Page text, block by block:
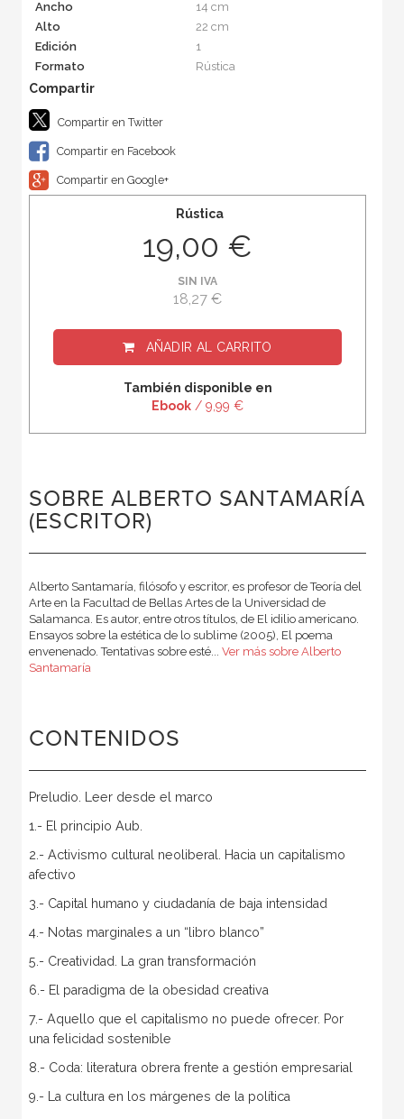
Ancho
14 cm
Alto
22 cm
Edición
1
Formato
Rústica
Compartir en Twitter
Compartir en Facebook
Compartir en Google+
Rústica
19,00 €
SIN IVA
18,27 €
AÑADIR AL CARRITO
También disponible en
Ebook / 9,99 €
SOBRE ALBERTO SANTAMARÍA
(ESCRITOR)
Alberto Santamaría, filósofo y escritor, es profesor de Teoría del
Arte en la Facultad de Bellas Artes de la Universidad de
Salamanca. Es autor, entre otros títulos, de El idilio americano.
Ensayos sobre la estética de lo sublime (2005), El poema
envenenado. Tentativas sobre esté... Ver más sobre Alberto
Santamaría
CONTENIDOS
Preludio. Leer desde el marco
1.- El principio Aub.
2.- Activismo cultural neoliberal. Hacia un capitalismo
afectivo
3.- Capital humano y ciudadanía de baja intensidad
4.- Notas marginales a un “libro blanco”
5.- Creatividad. La gran transformación
6.- El paradigma de la obesidad creativa
7.- Aquello que el capitalismo no puede ofrecer. Por
una felicidad sostenible
8.- Coda: literatura obrera frente a gestión empresarial
9.- La cultura en los márgenes de la política